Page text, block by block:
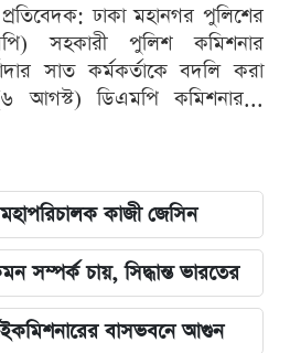
ঢাকা মহানগর পুলিশের
সহকারী পুলিশ কমিশনার
সাত কর্মকর্তাকে বদলি করা
আগস্ট) ডিএমপি কমিশনার...
কাজী জেসিন
সম্পর্ক চায়, সিদ্ধান্ত ভারতের
বাসভবনে আগুন